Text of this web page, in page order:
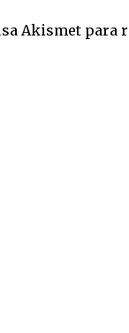
Akismet para